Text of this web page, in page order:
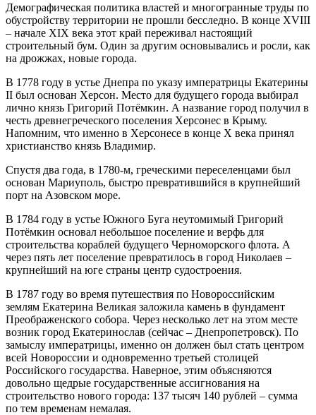
Демографическая политика властей и многогранные труды по
обустройству территории не прошли бесследно. В конце XVIII
– начале XIX века этот край переживал настоящий
строительный бум. Один за другим основывались и росли, как
на дрожжах, новые города.
В 1778 году в устье Днепра по указу императрицы Екатерины
II был основан Херсон. Место для будущего города выбирал
лично князь Григорий Потёмкин. А название город получил в
честь древнегреческого поселения Херсонес в Крыму.
Напомним, что именно в Херсонесе в конце X века принял
христианство князь Владимир.
Спустя два года, в 1780-м, греческими переселенцами был
основан Мариуполь, быстро превратившийся в крупнейший
порт на Азовском море.
В 1784 году в устье Южного Буга неутомимый Григорий
Потёмкин основал небольшое поселение и верфь для
строительства кораблей будущего Черноморского флота. А
через пять лет поселение превратилось в город Николаев –
крупнейший на юге страны центр судостроения.
В 1787 году во время путешествия по Новороссийским
землям Екатерина Великая заложила камень в фундамент
Преображенского собора. Через несколько лет на этом месте
возник город Екатеринослав (сейчас – Днепропетровск). По
замыслу императрицы, именно он должен был стать центром
всей Новороссии и одновременно третьей столицей
Российского государства. Наверное, этим объясняются
довольно щедрые государственные ассигнования на
строительство нового города: 137 тысяч 140 рублей – сумма
по тем временам немалая.